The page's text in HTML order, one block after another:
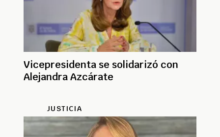
Vicepresidenta se solidarizó con
Alejandra Azcárate
JUSTICIA